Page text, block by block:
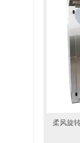
柔风旋